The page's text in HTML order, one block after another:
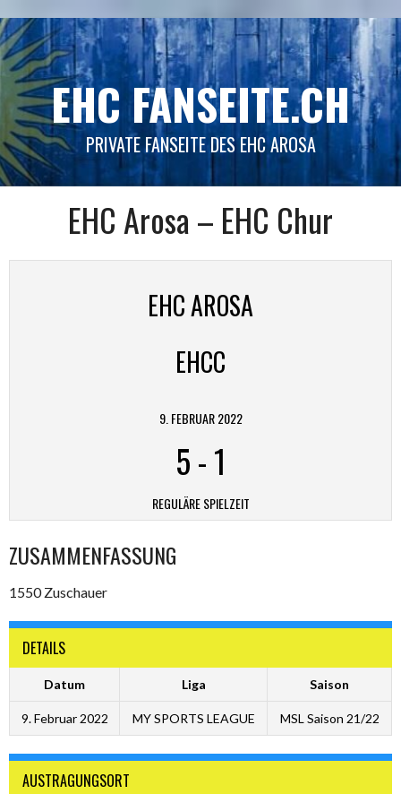
zum
Inhalt
EHC FANSEITE.CH
PRIVATE FANSEITE DES EHC AROSA
EHC Arosa – EHC Chur
EHC AROSA
EHCC
9. FEBRUAR 2022
5-1
REGULÄRE SPIELZEIT
ZUSAMMENFASSUNG
1550 Zuschauer
DETAILS
Datum Liga Saison
9. Februar 2022 MY SPORTS LEAGUE MSL Saison 21/22
AUSTRAGUNGSORT